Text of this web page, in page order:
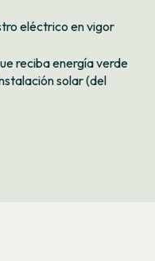
eléctrico en vigor
reciba energía verde
solar (del